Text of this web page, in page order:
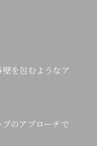
を包むようなア
のアプローチで